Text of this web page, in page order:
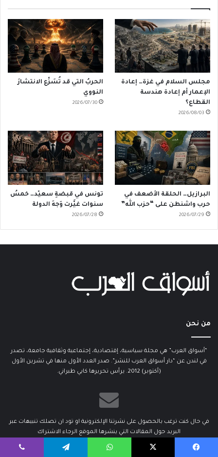
مجلس السلام في غزة… إعادة
الإعمار أم إعادة هندسة
القطاع؟
2026/08/03
الحربُ التي قد تُسَرِّع الانتشارَ
النووي
2026/07/30
البرازيل… الحلقة الأضعف في
حرب واشنطن على “حزب الله”
2026/07/29
تونس في قبضةِ سعيّد… خمسُ
سنوات غيَّرت وَجهَ الدولة
2026/07/28
من نحن
“أسواق العرب” هي مجلة سياسية، إقتصادية، إجتماعية وثقافية جامعة، تصدر
في لندن عن “دار أسواق العرب للنشر”. صدر العدد الأول منها في تشرين الأول
(أكتوبر) 2012. يرأس تحريرها كابي طبراني.
في حال كنت ترغب بالحصول على نشرتنا الإلكترونية او تود ان تصلك تنبيهات عبر
البريد حول المقالات التي ينشرها الموقع الرجاء الاشتراك
أدخل